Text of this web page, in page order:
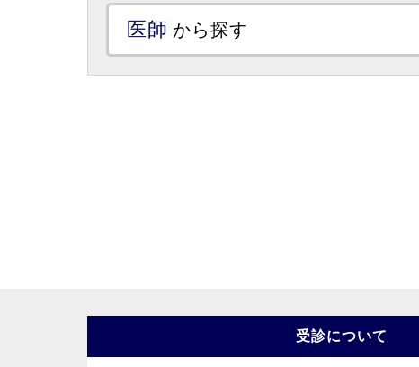
医師 から探す
受診について